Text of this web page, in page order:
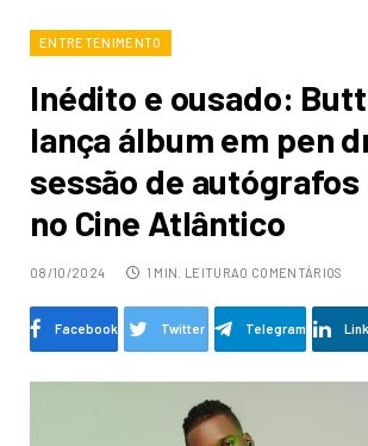
ENTRETENIMENTO
Inédito e ousado:
lança álbum em pen
sessão de autógrafos
no Cine Atlântico
08/10/2024 1 MIN. LEITURA0 COMENTÁRIOS
Facebook Twitter Telegram